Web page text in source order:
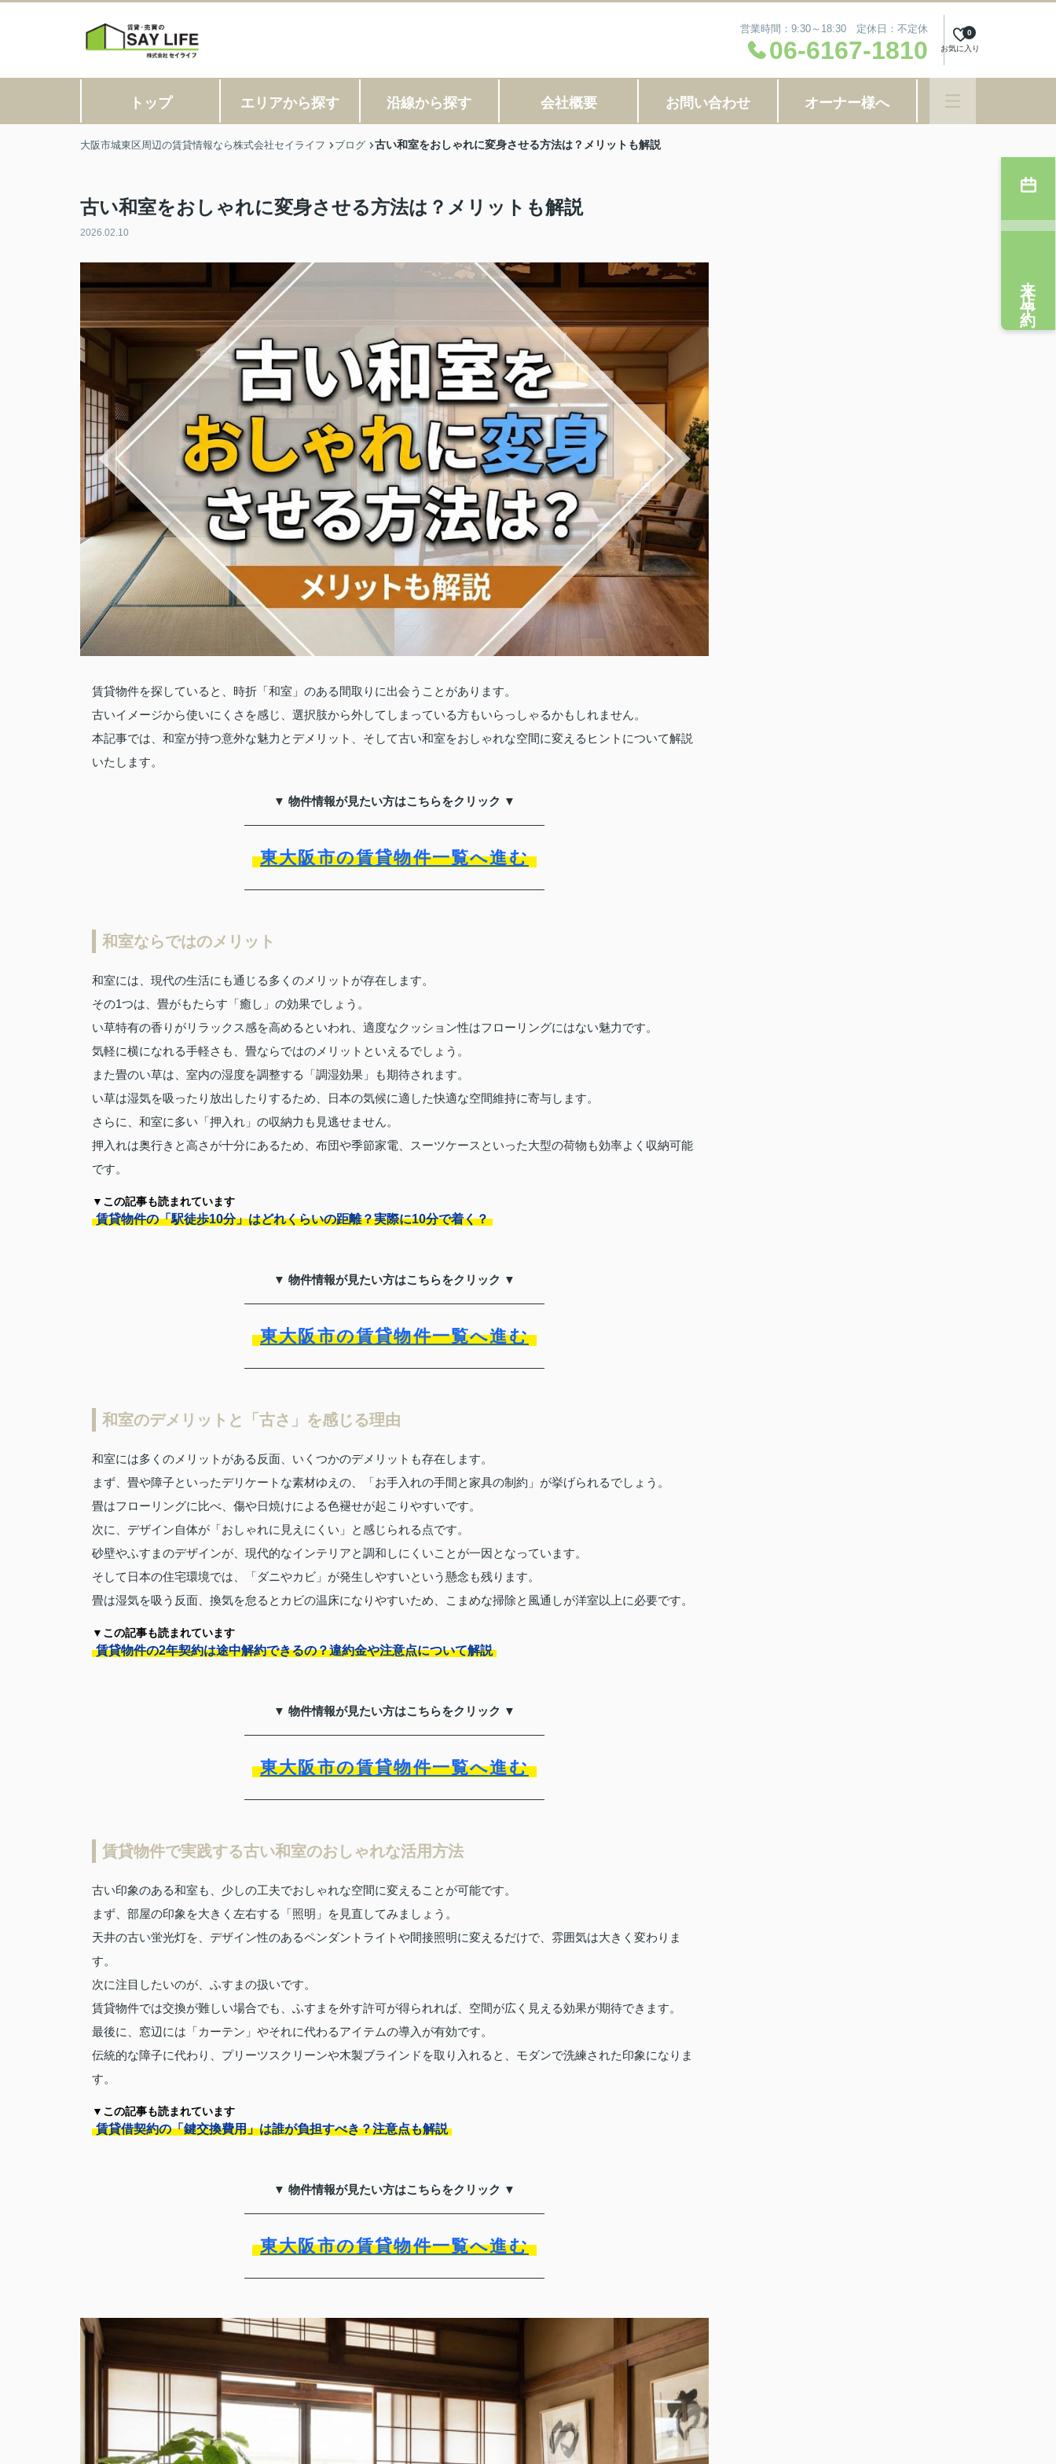
営業時間：9:30～18:30 定休日：不定休
06-6167-1810 お気に入り
0
トップ エリアから探す 沿線から探す 会社概要 お問い合わせ オーナー様へ
大阪市城東区周辺の賃貸情報なら株式会社セイライフ ブログ 古い和室をおしゃれに変身させる方法は？メリットも解説
古い和室をおしゃれに変身させる方法は？メリットも解説
2026.02.10
賃貸物件を探していると、時折「和室」のある間取りに出会うことがあります。
古いイメージから使いにくさを感じ、選択肢から外してしまっている方もいらっしゃるかもしれません。
本記事では、和室が持つ意外な魅力とデメリット、そして古い和室をおしゃれな空間に変えるヒントについて解説
いたします。
▼ 物件情報が見たい方はこちらをクリック ▼
東大阪市の賃貸物件一覧へ進む
和室ならではのメリット
和室には、現代の生活にも通じる多くのメリットが存在します。
その1つは、畳がもたらす「癒し」の効果でしょう。
い草特有の香りがリラックス感を高めるといわれ、適度なクッション性はフローリングにはない魅力です。
気軽に横になれる手軽さも、畳ならではのメリットといえるでしょう。
また畳のい草は、室内の湿度を調整する「調湿効果」も期待されます。
い草は湿気を吸ったり放出したりするため、日本の気候に適した快適な空間維持に寄与します。
さらに、和室に多い「押入れ」の収納力も見逃せません。
押入れは奥行きと高さが十分にあるため、布団や季節家電、スーツケースといった大型の荷物も効率よく収納可能
です。
▼この記事も読まれています
賃貸物件の「駅徒歩10分」はどれくらいの距離？実際に10分で着く？
▼ 物件情報が見たい方はこちらをクリック ▼
東大阪市の賃貸物件一覧へ進む
和室のデメリットと「古さ」を感じる理由
和室には多くのメリットがある反面、いくつかのデメリットも存在します。
まず、畳や障子といったデリケートな素材ゆえの、「お手入れの手間と家具の制約」が挙げられるでしょう。
畳はフローリングに比べ、傷や日焼けによる色褪せが起こりやすいです。
次に、デザイン自体が「おしゃれに見えにくい」と感じられる点です。
砂壁やふすまのデザインが、現代的なインテリアと調和しにくいことが一因となっています。
そして日本の住宅環境では、「ダニやカビ」が発生しやすいという懸念も残ります。
畳は湿気を吸う反面、換気を怠るとカビの温床になりやすいため、こまめな掃除と風通しが洋室以上に必要です。
▼この記事も読まれています
賃貸物件の2年契約は途中解約できるの？違約金や注意点について解説
▼ 物件情報が見たい方はこちらをクリック ▼
東大阪市の賃貸物件一覧へ進む
賃貸物件で実践する古い和室のおしゃれな活用方法
古い印象のある和室も、少しの工夫でおしゃれな空間に変えることが可能です。
まず、部屋の印象を大きく左右する「照明」を見直してみましょう。
天井の古い蛍光灯を、デザイン性のあるペンダントライトや間接照明に変えるだけで、雰囲気は大きく変わりま
す。
次に注目したいのが、ふすまの扱いです。
賃貸物件では交換が難しい場合でも、ふすまを外す許可が得られれば、空間が広く見える効果が期待できます。
最後に、窓辺には「カーテン」やそれに代わるアイテムの導入が有効です。
伝統的な障子に代わり、プリーツスクリーンや木製ブラインドを取り入れると、モダンで洗練された印象になりま
す。
▼この記事も読まれています
賃貸借契約の「鍵交換費用」は誰が負担すべき？注意点も解説
▼ 物件情報が見たい方はこちらをクリック ▼
東大阪市の賃貸物件一覧へ進む
来店予約